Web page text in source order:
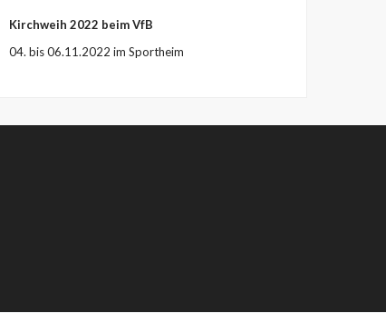
Kirchweih 2022 beim VfB
04. bis 06.11.2022 im Sportheim